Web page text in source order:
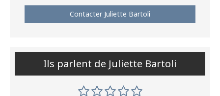
Contacter Juliette Bartoli
Ils parlent de Juliette Bartoli